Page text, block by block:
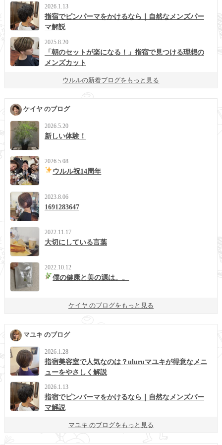
2026.1.13
指宿でピンパーマをかけるなら｜自然なメンズパー
マ解説
2025.8.20
「朝のセットが楽になる！」指宿で見つける理想の
メンズカット
ウルルの新着ブログをもっと見る
ケイヤ のブログ
2026.5.20
新しい体験！
2026.5.08
ウルル祝14周年
2023.8.06
1691283647
2022.11.17
大切にしている言葉
2022.10.12
僕の健康と美の源は。。
ケイヤ のブログをもっと見る
マユキ のブログ
2026.1.28
指宿美容室で人気なのは？uluruマユキが得意なメニ
ューをやさしく解説
2026.1.13
指宿でピンパーマをかけるなら｜自然なメンズパー
マ解説
マユキ のブログをもっと見る